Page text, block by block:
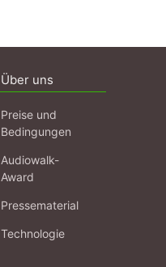
Über uns
Preise und
Bedingungen
Audiowalk-
Award
Pressematerial
Technologie